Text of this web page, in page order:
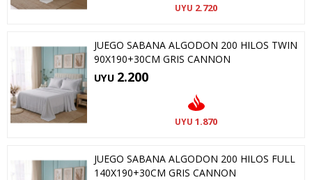
UYU 2.720
JUEGO SABANA ALGODON 200 HILOS TWIN
90X190+30CM GRIS CANNON
UYU 2.200
UYU 1.870
JUEGO SABANA ALGODON 200 HILOS FULL
140X190+30CM GRIS CANNON